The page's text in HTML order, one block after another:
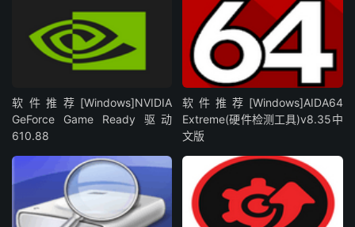
软件推荐[Windows]NVIDIA
GeForce Game Ready 驱动
610.88
软件推荐[Windows]AIDA64
Extreme(硬件检测工具)v8.35中
文版